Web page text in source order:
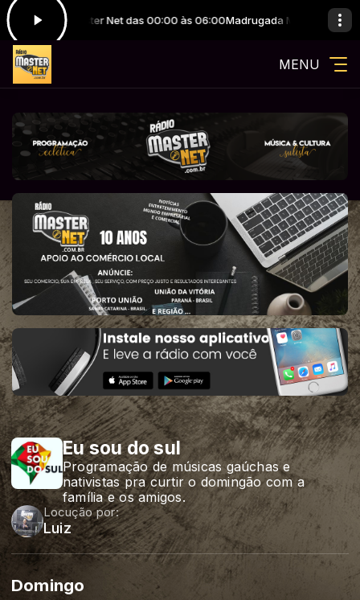
Master Net das 00:00 às 06:00Madrugada Master com
MENU
Eu sou do sul
Programação de músicas gaúchas e
nativistas pra curtir o domingão com a
família e os amigos.
Locução por:
Luiz
Domingo